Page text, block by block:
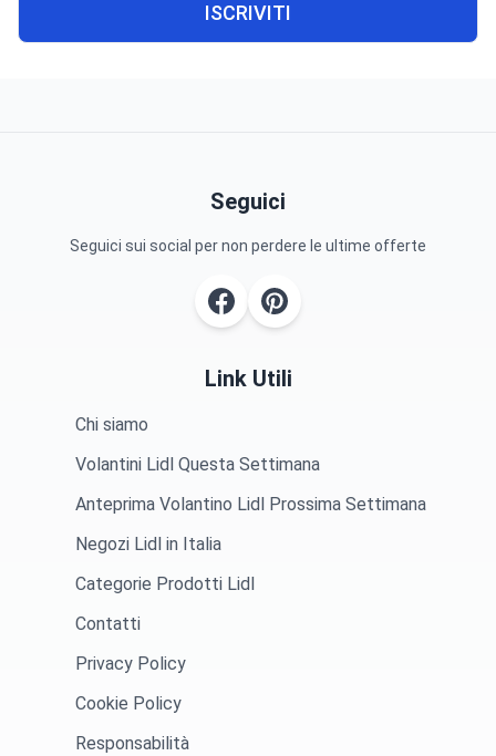
ISCRIVITI
Seguici
Seguici sui social per non perdere le ultime offerte
Link Utili
Chi siamo
Volantini Lidl Questa Settimana
Anteprima Volantino Lidl Prossima Settimana
Negozi Lidl in Italia
Categorie Prodotti Lidl
Contatti
Privacy Policy
Cookie Policy
Responsabilità